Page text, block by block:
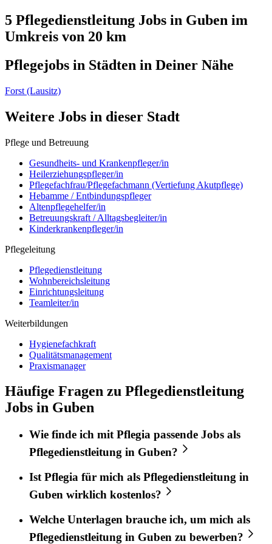
5 Pflegedienstleitung Jobs in Guben im
Umkreis von 20 km
Pflegejobs in Städten in Deiner Nähe
Forst (Lausitz)
Weitere Jobs in dieser Stadt
Pflege und Betreuung
Gesundheits- und Krankenpfleger/in
Heilerziehungspfleger/in
Pflegefachfrau/Pflegefachmann (Vertiefung Akutpflege)
Hebamme / Entbindungspfleger
Altenpflegehelfer/in
Betreuungskraft / Alltagsbegleiter/in
Kinderkrankenpfleger/in
Pflegeleitung
Pflegedienstleitung
Wohnbereichsleitung
Einrichtungsleitung
Teamleiter/in
Weiterbildungen
Hygienefachkraft
Qualitätsmanagement
Praxismanager
Häufige Fragen zu Pflegedienstleitung
Jobs in Guben
Wie finde ich mitPflegia passende Jobs als
Pflegedienstleitung in Guben?
Ist Pflegia für mich als Pflegedienstleitung in
Guben wirklich kostenlos?
Welche Unterlagen brauche ich, um mich als
Pflegedienstleitung in Guben zu bewerben?